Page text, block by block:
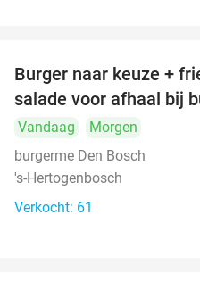
Burger naar keuze +
salade voor afhaal bij
Vandaag
Morgen
burgerme Den Bosch
's-Hertogenbosch
Verkocht: 61